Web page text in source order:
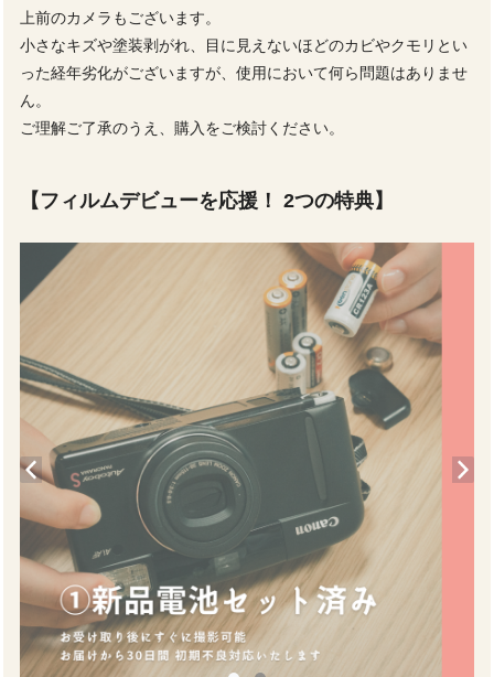
上前のカメラもございます。
小さなキズや塗装剥がれ、目に見えないほどのカビやクモリとい
った経年劣化がございますが、使用において何ら問題はありませ
ん。
ご理解ご了承のうえ、購入をご検討ください。
【フィルムデビューを応援！ 2つの特典】